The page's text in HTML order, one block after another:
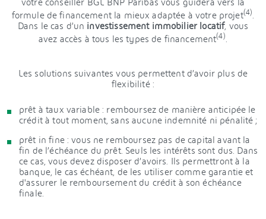
votre conseiller BGL BNP Paribas vous guidera vers la
formule de financement la mieux adaptée à votre projet(4).
Dans le cas d’un investissement immobilier locatif, vous
avez accès à tous les types de financement(4).
Les solutions suivantes vous permettent d’avoir plus de
flexibilité :
prêt à taux variable : remboursez de manière anticipée le
crédit à tout moment, sans aucune indemnité ni pénalité ;
prêt in fine : vous ne remboursez pas de capital avant la
fin de l’échéance du prêt. Seuls les intérêts sont dus. Dans
ce cas, vous devez disposer d’avoirs. Ils permettront à la
banque, le cas échéant, de les utiliser comme garantie et
d'assurer le remboursement du crédit à son échéance
finale.